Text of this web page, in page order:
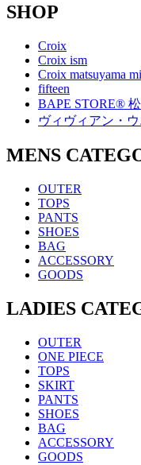
SHOP
Croix
Croix ism
Croix matsuyama
fifteen
BAPE STORE®
ヴィヴィアン・
MENS
OUTER
TOPS
PANTS
SHOES
BAG
ACCESSORY
GOODS
LADIES
OUTER
ONE PIECE
TOPS
SKIRT
PANTS
SHOES
BAG
ACCESSORY
GOODS